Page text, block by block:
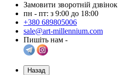
Замовити зворотній дзвінок
пн - пт: з 9:00 до 18:00
+380 689805006
sale@art-millennium.com
Пишіть нам -
Назад